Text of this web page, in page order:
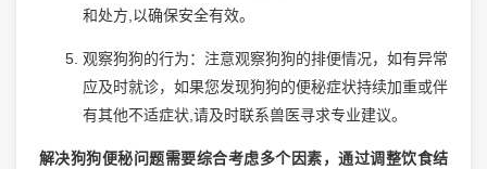
和处方,以确保安全有效。
观察狗狗的行为：注意观察狗狗的排便情况，如有异常
应及时就诊，如果您发现狗狗的便秘症状持续加重或伴
有其他不适症状,请及时联系兽医寻求专业建议。
解决狗狗便秘问题需要综合考虑多个因素，通过调整饮食结